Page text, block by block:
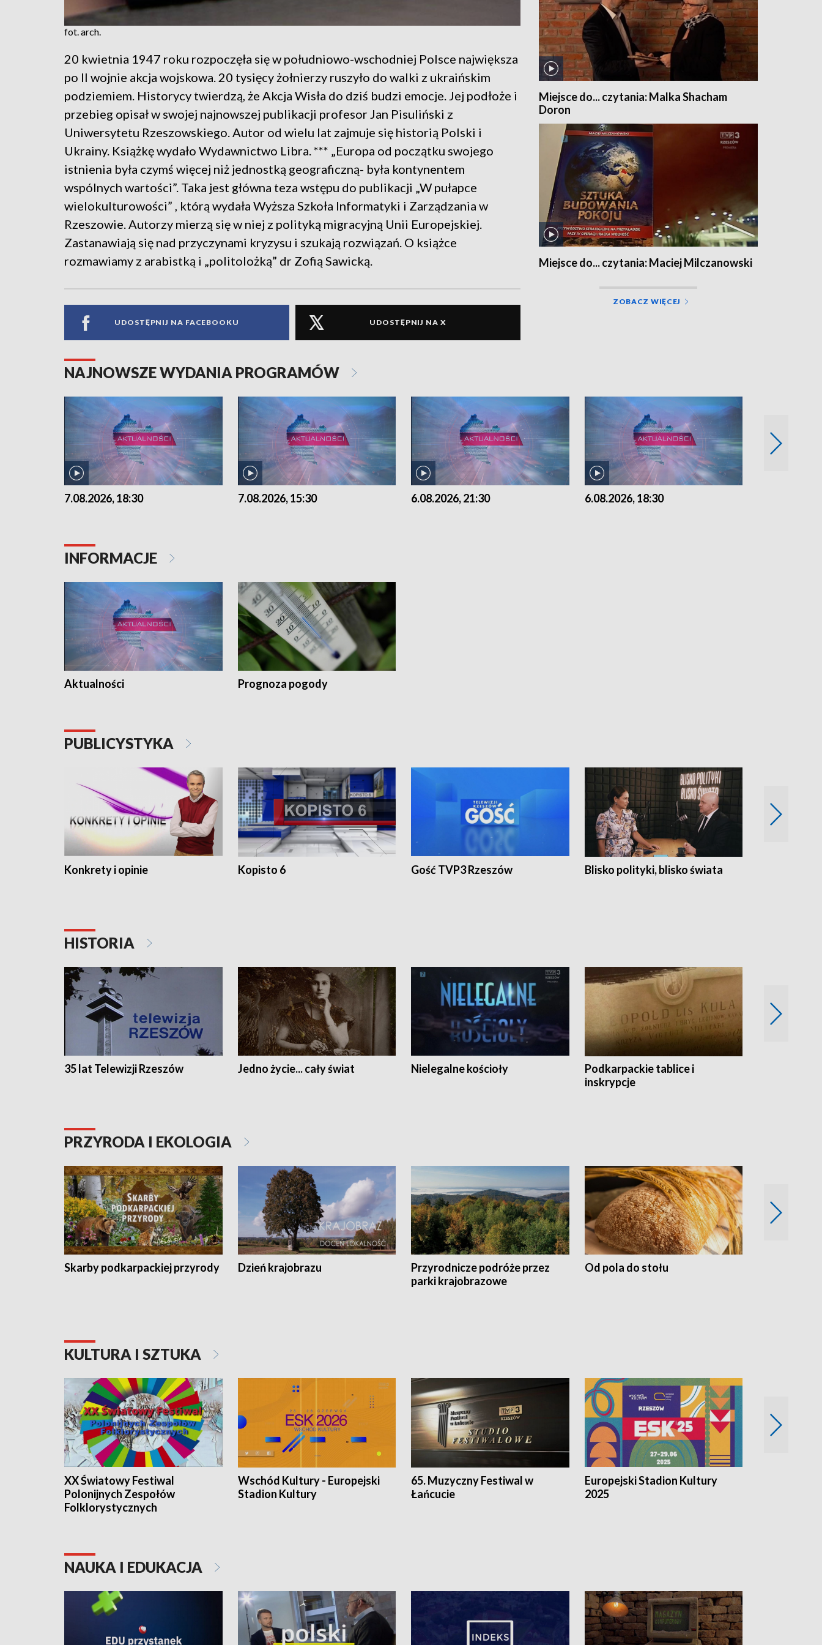
fot. arch.
20 kwietnia 1947 roku rozpoczęła się w południowo-wschodniej Polsce największa
po II wojnie akcja wojskowa. 20 tysięcy żołnierzy ruszyło do walki z ukraińskim
podziemiem. Historycy twierdzą, że Akcja Wisła do dziś budzi emocje. Jej podłoże i
przebieg opisał w swojej najnowszej publikacji profesor Jan Pisuliński z
Uniwersytetu Rzeszowskiego. Autor od wielu lat zajmuje się historią Polski i
Ukrainy. Książkę wydało Wydawnictwo Libra. *** „Europa od początku swojego
istnienia była czymś więcej niż jednostką geograficzną- była kontynentem
wspólnych wartości”. Taka jest główna teza wstępu do publikacji „W pułapce
wielokulturowości” , którą wydała Wyższa Szkoła Informatyki i Zarządzania w
Rzeszowie. Autorzy mierzą się w niej z polityką migracyjną Unii Europejskiej.
Zastanawiają się nad przyczynami kryzysu i szukają rozwiązań. O książce
rozmawiamy z arabistką i „politolożką” dr Zofią Sawicką.
UDOSTĘPNIJ NA FACEBOOKU UDOSTĘPNIJ NA X
Miejsce do... czytania: Malka Shacham
Doron
Miejsce do... czytania: Maciej Milczanowski
ZOBACZ WIĘCEJ
NAJNOWSZE WYDANIA PROGRAMÓW
7.08.2026, 18:30 7.08.2026, 15:30 6.08.2026, 21:30 6.08.2026, 18:30
INFORMACJE
Aktualności Prognoza pogody
PUBLICYSTYKA
Konkrety i opinie Kopisto 6 Gość TVP3 Rzeszów Blisko polityki, blisko świata
HISTORIA
35 lat Telewizji Rzeszów Jedno życie... cały świat Nielegalne kościoły
Podkarpackie tablice i
inskrypcje
PRZYRODA I EKOLOGIA
Skarby podkarpackiej przyrody Dzień krajobrazu
Przyrodnicze podróże przez
parki krajobrazowe
Od pola do stołu
KULTURA I SZTUKA
XX Światowy Festiwal
Polonijnych Zespołów
Folklorystycznych
Wschód Kultury - Europejski
Stadion Kultury
65. Muzyczny Festiwal w
Łańcucie
Europejski Stadion Kultury
2025
NAUKA I EDUKACJA